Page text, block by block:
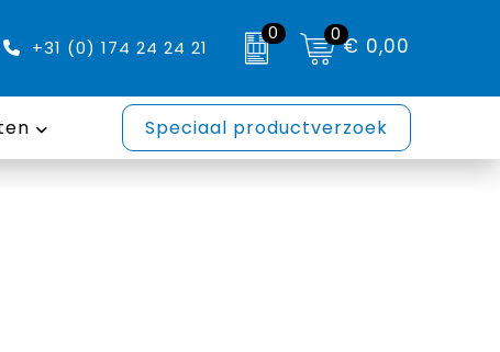
+31 (0) 174 24 24 21
0 0€ 0,00
Speciaal productverzoek